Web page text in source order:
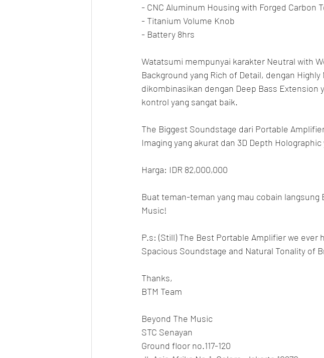
- CNC Aluminum Housing with Forged Carbon
- Titanium Volume Knob
- Battery 8hrs
Watatsumi mempunyai karakter Neutral with
Background yang Rich of Detail, dengan
dikombinasikan dengan Deep Bass Extension
kontrol yang sangat baik.
The Biggest Soundstage dari Portable
Imaging yang akurat dan 3D Depth
Harga: IDR 82,000,000
Buat teman-teman yang mau cobain
Music!
P.s: (Still) The Best Portable Amplifier we ever
Spacious Soundstage and Natural Tonality of
Thanks,
BTM Team
Beyond The Music
STC Senayan
Ground floor no.117-120